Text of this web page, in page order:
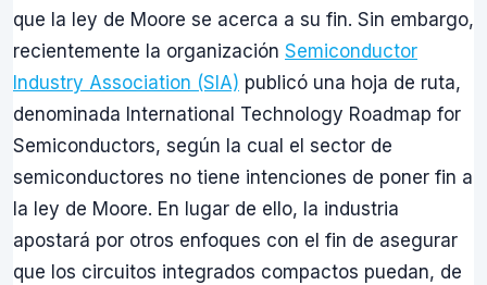
que la ley de Moore se acerca a su fin. Sin embargo,
recientemente la organización Semiconductor
Industry Association (SIA) publicó una hoja de ruta,
denominada International Technology Roadmap for
Semiconductors, según la cual el sector de
semiconductores no tiene intenciones de poner fin a
la ley de Moore. En lugar de ello, la industria
apostará por otros enfoques con el fin de asegurar
que los circuitos integrados compactos puedan, de